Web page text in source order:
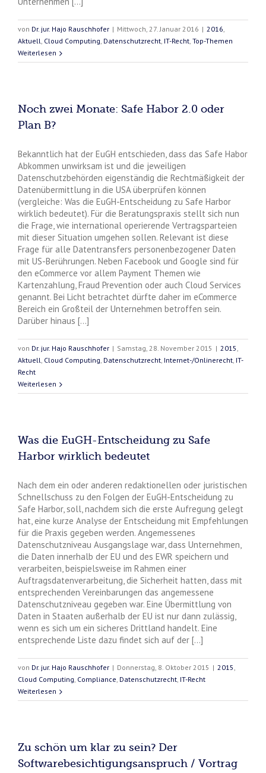
von Dr. jur. Hajo Rauschhofer | Mittwoch, 27. Januar 2016 | 2016,
Aktuell, Cloud Computing, Datenschutzrecht, IT-Recht, Top-Themen
Weiterlesen
Noch zwei Monate: Safe Habor 2.0 oder
Plan B?
Bekanntlich hat der EuGH entschieden, dass das Safe Habor
Abkommen unwirksam ist und die jeweiligen
Datenschutzbehörden eigenständig die Rechtmäßigkeit der
Datenübermittlung in die USA überprüfen können
(vergleiche: Was die EuGH-Entscheidung zu Safe Harbor
wirklich bedeutet). Für die Beratungspraxis stellt sich nun
die Frage, wie international operierende Vertragsparteien
mit dieser Situation umgehen sollen. Relevant ist diese
Frage für alle Datentransfers personenbezogener Daten
mit US-Berührungen. Neben Facebook und Google sind für
den eCommerce vor allem Payment Themen wie
Kartenzahlung, Fraud Prevention oder auch Cloud Services
genannt. Bei Licht betrachtet dürfte daher im eCommerce
Bereich ein Großteil der Unternehmen betroffen sein.
Darüber hinaus [...]
von Dr. jur. Hajo Rauschhofer | Samstag, 28. November 2015 | 2015,
Aktuell, Cloud Computing, Datenschutzrecht, Internet-/Onlinerecht, IT-
Recht
Weiterlesen
Was die EuGH-Entscheidung zu Safe
Harbor wirklich bedeutet
Nach dem ein oder anderen redaktionellen oder juristischen
Schnellschuss zu den Folgen der EuGH-Entscheidung zu
Safe Harbor, soll, nachdem sich die erste Aufregung gelegt
hat, eine kurze Analyse der Entscheidung mit Empfehlungen
für die Praxis gegeben werden. Angemessenes
Datenschutzniveau Ausgangslage war, dass Unternehmen,
die Daten innerhalb der EU und des EWR speichern und
verarbeiten, beispielsweise im Rahmen einer
Auftragsdatenverarbeitung, die Sicherheit hatten, dass mit
entsprechenden Vereinbarungen das angemessene
Datenschutzniveau gegeben war. Eine Übermittlung von
Daten in Staaten außerhalb der EU ist nur dann zulässig,
wenn es sich um ein sicheres Drittland handelt. Eine
entsprechende Liste dazu findet sich auf der [...]
von Dr. jur. Hajo Rauschhofer | Donnerstag, 8. Oktober 2015 | 2015,
Cloud Computing, Compliance, Datenschutzrecht, IT-Recht
Weiterlesen
Zu schön um klar zu sein? Der
Softwarebesichtigungsanspruch / Vortrag